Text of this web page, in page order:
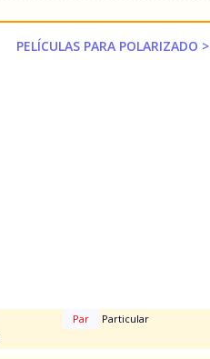
PELÍCULAS PARA POLARIZADO >
Par
Particular